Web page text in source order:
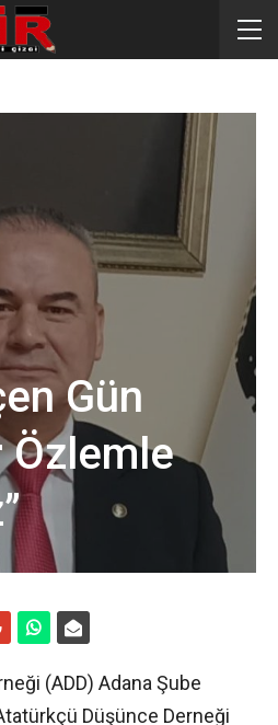
Gün
Özlemle
(ADD) Adana Şube
Düşünce Derneği